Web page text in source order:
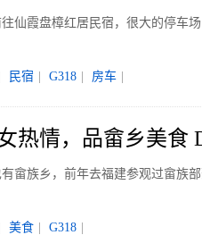
仙霞盘樟红居民宿，很大的停车
民宿 G318 房车
热情，品畲乡美食
畲族乡，前年去福建参观过畲族
美食 G318